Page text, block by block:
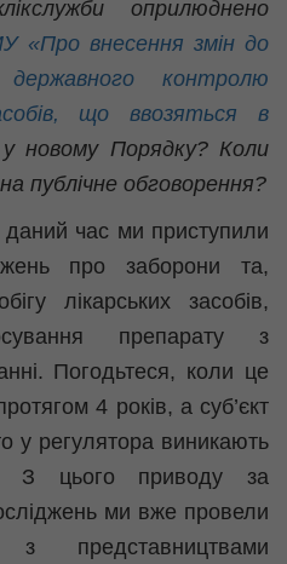
оприлюднено
«Про внесення змін до
державного контролю
що ввозяться в
новому Порядку? Коли
публічне обговорення?
час ми приступили
про заборони та,
лікарських засобів,
препарату з
Погодьтеся, коли це
4 років, а суб’єкт
у регулятора виникають
З цього приводу за
ми вже провели
з представництвами